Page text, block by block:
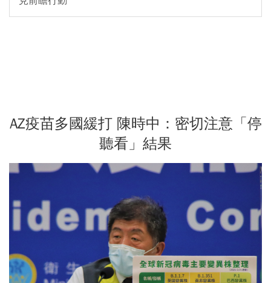
AZ疫苗多國緩打 陳時中：密切注意「停
聽看」結果